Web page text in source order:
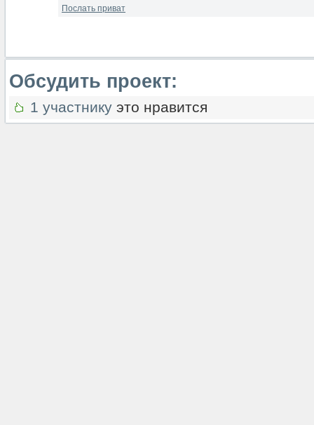
Послать приват
Обсудить проект:
1 участнику это нравится